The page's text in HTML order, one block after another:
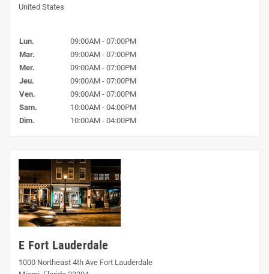
United States
Lun.
09:00AM - 07:00PM
Mar.
09:00AM - 07:00PM
Mer.
09:00AM - 07:00PM
Jeu.
09:00AM - 07:00PM
Ven.
09:00AM - 07:00PM
Sam.
10:00AM - 04:00PM
Dim.
10:00AM - 04:00PM
E Fort Lauderdale
1000 Northeast 4th Ave Fort Lauderdale